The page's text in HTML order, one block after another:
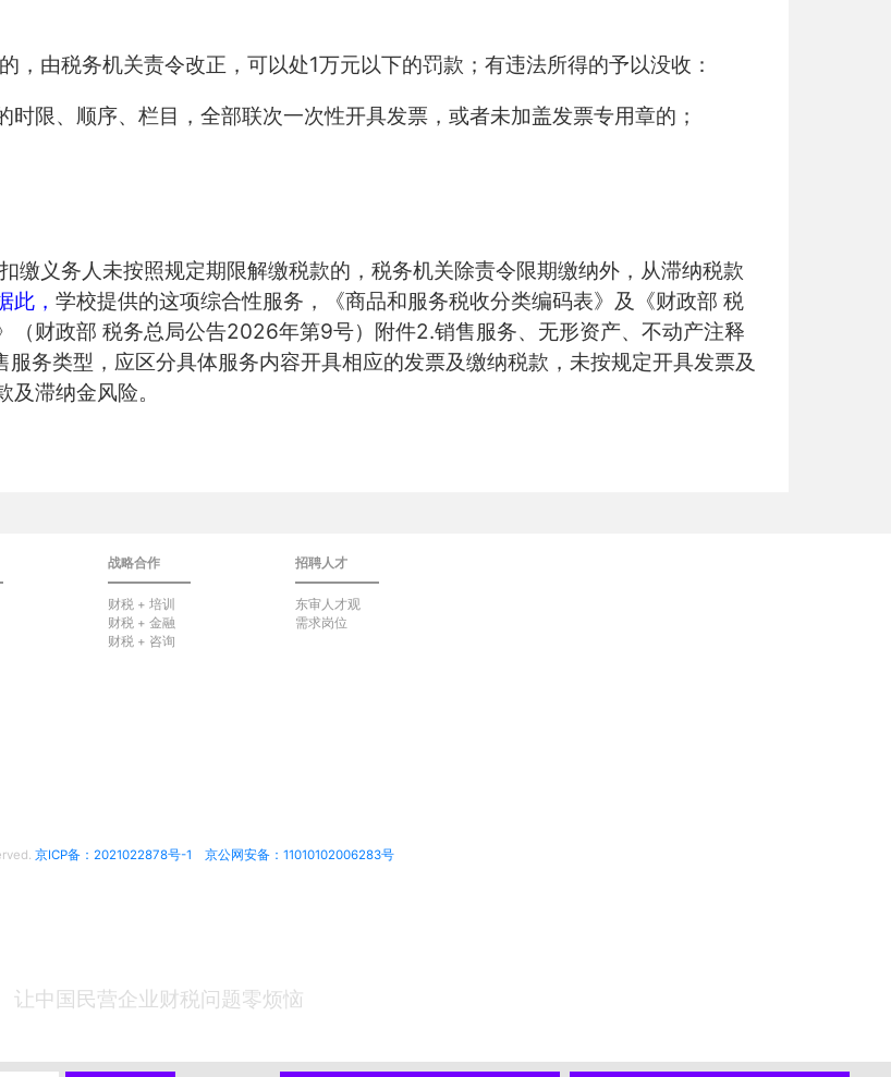
，由税务机关责令改正，可以处1万元以下的罚款；有违法所得的予以没收：
时限、顺序、栏目，全部联次一次性开具发票，或者未加盖发票专用章的；
缴义务人未按照规定期限解缴税款的，税务机关除责令限期缴纳外，从滞纳税款
此， 学校提供的这项综合性服务，《商品和服务税收分类编码表》及《财政部 税
（财政部 税务总局公告2026年第9号）附件2.销售服务、无形资产、不动产注释
务类型，应区分具体服务内容开具相应的发票及缴纳税款，未按规定开具发票及
滞纳金风险。
战略合作
财税 + 培训
财税 + 金融
财税 + 咨询
招聘人才
东审人才观
需求岗位
京ICP备：2021022878号-1
京公网安备：11010102006283号
让中国民营企业财税问题零烦恼